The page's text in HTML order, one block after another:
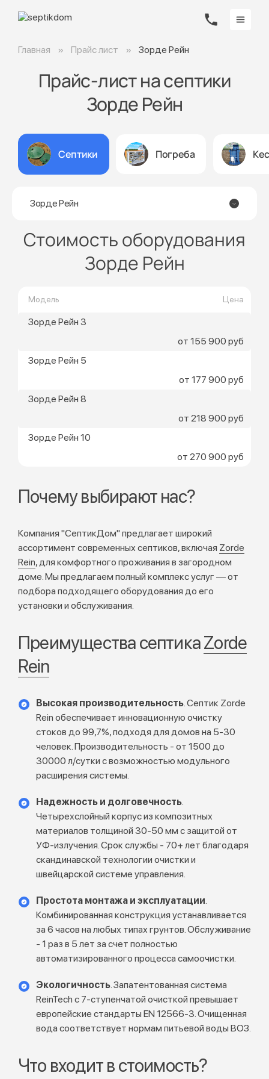
Главная Прайс лист Зорде Рейн
Прайс-лист на септики
Зорде Рейн
Септики Погреба
Зорде Рейн
Стоимость оборудования
Зорде Рейн
Модель Цена
Зорде Рейн 3
от 155 900 руб
Зорде Рейн 5
от 177 900 руб
Зорде Рейн 8
от 218 900 руб
Зорде Рейн 10
от 270 900 руб
Почему выбирают нас?
Компания "СептикДом" предлагает широкий
ассортимент современных септиков, включая Zorde
Rein, для комфортного проживания в загородном
доме. Мы предлагаем полный комплекс услуг — от
подбора подходящего оборудования до его
установки и обслуживания.
Преимущества септикаZorde
Rein
Высокая производительность. Септик Zorde
Rein обеспечивает инновационную очистку
стоков до 99,7%, подходя для домов на 5-30
человек. Производительность - от 1500 до
30000 л/сутки с возможностью модульного
расширения системы.
Надежность и долговечность.
Четырехслойный корпус из композитных
материалов толщиной 30-50 мм с защитой от
УФ-излучения. Срок службы - 70+ лет благодаря
скандинавской технологии очистки и
швейцарской системе управления.
Простота монтажа и эксплуатации.
Комбинированная конструкция устанавливается
за 6 часов на любых типах грунтов. Обслуживание
- 1 раз в 5 лет за счет полностью
автоматизированного процесса самоочистки.
Экологичность. Запатентованная система
ReinTech с 7-ступенчатой очисткой превышает
европейские стандарты EN 12566-3. Очищенная
вода соответствует нормам питьевой воды ВОЗ.
Что входит в стоимость?